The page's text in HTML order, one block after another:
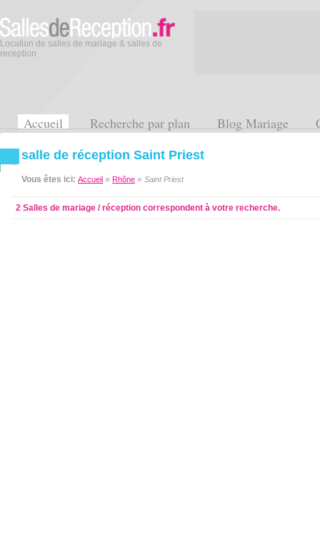
Location de salles de mariage & salles de
reception
Accueil Recherche par plan Blog Mariage
salle de réception Saint Priest
Vous êtes ici: Accueil » Rhône » Saint Priest
2 Salles de mariage / réception correspondent à votre recherche.